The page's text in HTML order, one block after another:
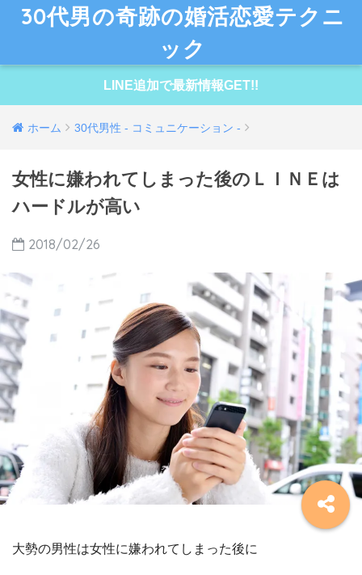
30代男の奇跡の婚活恋愛テクニ
ック
LINE追加で最新情報GET!!
ホーム 30代男性 - コミュニケーション -
女性に嫌われてしまった後のＬＩＮＥは
ハードルが高い
2018/02/26
大勢の男性は女性に嫌われてしまった後に